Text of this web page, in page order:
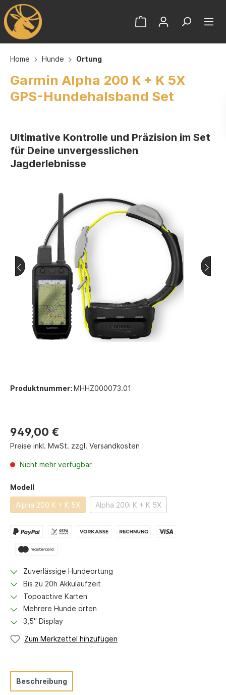
Home Hunde Ortung
Garmin Alpha 200 K + K 5X
GPS-Hundehalsband Set
Ultimative Kontrolle und Präzision im Set
für Deine unvergesslichen
Jagderlebnisse
Produktnummer: MHHZ000073.01
949,00 €
Preise inkl. MwSt. zzgl. Versandkosten
Nicht mehr verfügbar
Modell
Alpha 200 K + K 5X Alpha 200i K + K 5X
Zuverlässige Hundeortung
Bis zu 20h Akkulaufzeit
Topoactive Karten
Mehrere Hunde orten
3,5" Display
Zum Merkzettel hinzufügen
Beschreibung